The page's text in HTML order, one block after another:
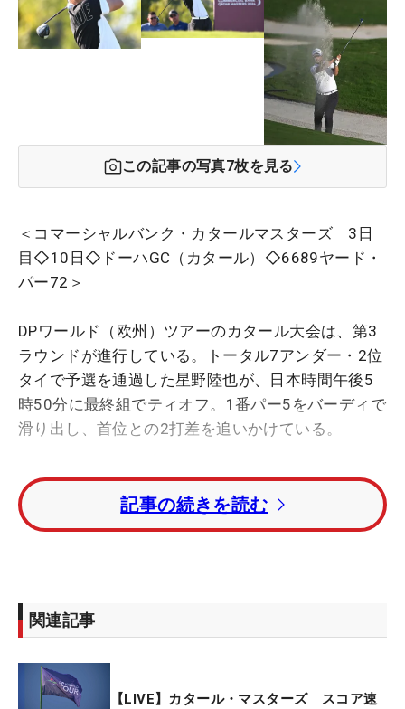
この記事の写真7枚を見る
＜コマーシャルバンク・カタールマスターズ 3日
目◇10日◇ドーハGC（カタール）◇6689ヤード・
パー72＞
DPワールド（欧州）ツアーのカタール大会は、第3
ラウンドが進行している。トータル7アンダー・2位
タイで予選を通過した星野陸也が、日本時間午後5
時50分に最終組でティオフ。1番パー5をバーディで
滑り出し、首位との2打差を追いかけている。
今季3戦目の中島啓太は4ホールを消化し、トータル
5アンダー・13位タイ。川村昌弘はトータル3アンダ
ー・34位タイでハーフターンしている。
（オーストラリア）。2打差2位に星野、3打差3位タ
イにはハリソン・エンディコット（オーストラリ
記事の続きを読む
関連記事
【LIVE】カタール・マスターズ スコア速